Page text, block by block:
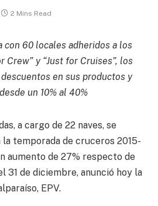
2 Mins Read
con 60 locales adheridos a los
Crew” y “Just for Cruises”, los
en sus productos y
un 10% al 40%
a cargo de 22 naves, se
temporada de cruceros 2015-
aumento de 27% respecto de
31 de diciembre, anunció hoy la
EPV.